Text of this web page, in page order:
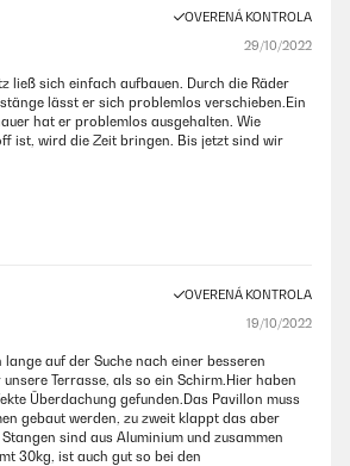
OVERENÁ KONTROLA
29/10/2022
ließ sich einfach aufbauen. Durch die Räder
lässt er sich problemlos verschieben.Ein
hat er problemlos ausgehalten. Wie
ist, wird die Zeit bringen. Bis jetzt sind wir
OVERENÁ KONTROLA
19/10/2022
auf der Suche nach einer besseren
Terrasse, als so ein Schirm.Hier haben
Überdachung gefunden.Das Pavillon muss
gebaut werden, zu zweit klappt das aber
sind aus Aluminium und zusammen
30kg, ist auch gut so bei den